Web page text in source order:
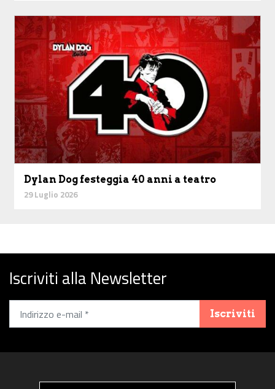
Dylan Dog festeggia 40 anni a teatro
29 Luglio 2026
Iscriviti alla Newsletter
Iscriviti